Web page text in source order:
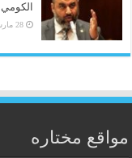
الكومي
28 مارس، 2019
مواقع مختاره